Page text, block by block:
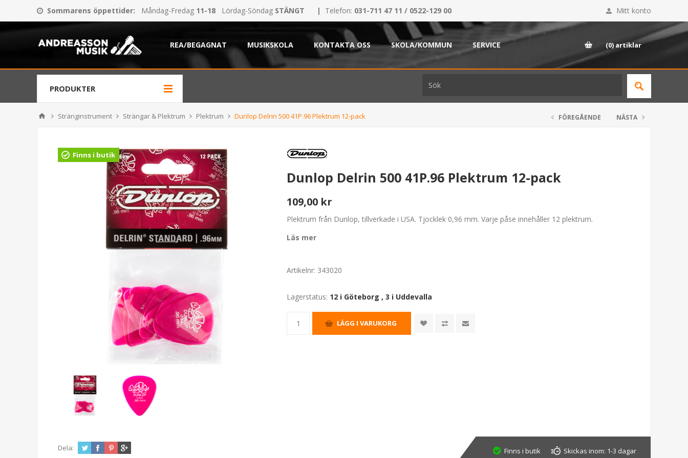
Sommarens öppettider: Måndag-Fredag 11-18 Lördag-Söndag STÄNGT | Telefon: 031-711 47 11 / 0522-129 00 Mitt konto
REA/BEGAGNAT MUSIKSKOLA KONTAKTA OSS SKOLA/KOMMUN SERVICE (0) artiklar
PRODUKTER
Stränginstrument Strängar & Plektrum Plektrum Dunlop Delrin 500 41P.96 Plektrum 12-pack FÖREGÅENDE NÄSTA
Finns i butik
Dunlop Delrin 500 41P.96 Plektrum 12-pack
109,00 kr
Plektrum från Dunlop, tillverkade i USA. Tjocklek 0,96 mm. Varje påse innehåller 12 plektrum.
Läs mer
Artikelnr: 343020
Lagerstatus: 12 i Göteborg ,3 i Uddevalla
Dela: Finns i butik Skickas inom: 1-3 dagar